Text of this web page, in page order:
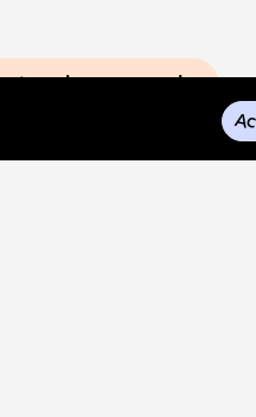
derniers envois